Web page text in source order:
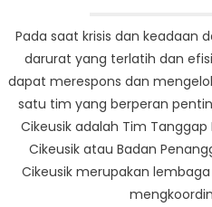
Pada saat krisis dan keadaan
darurat yang terlatih dan
dapat merespons dan
satu tim yang berperan
Cikeusik adalah Tim Tanggap
Cikeusik atau Badan
Cikeusik merupakan